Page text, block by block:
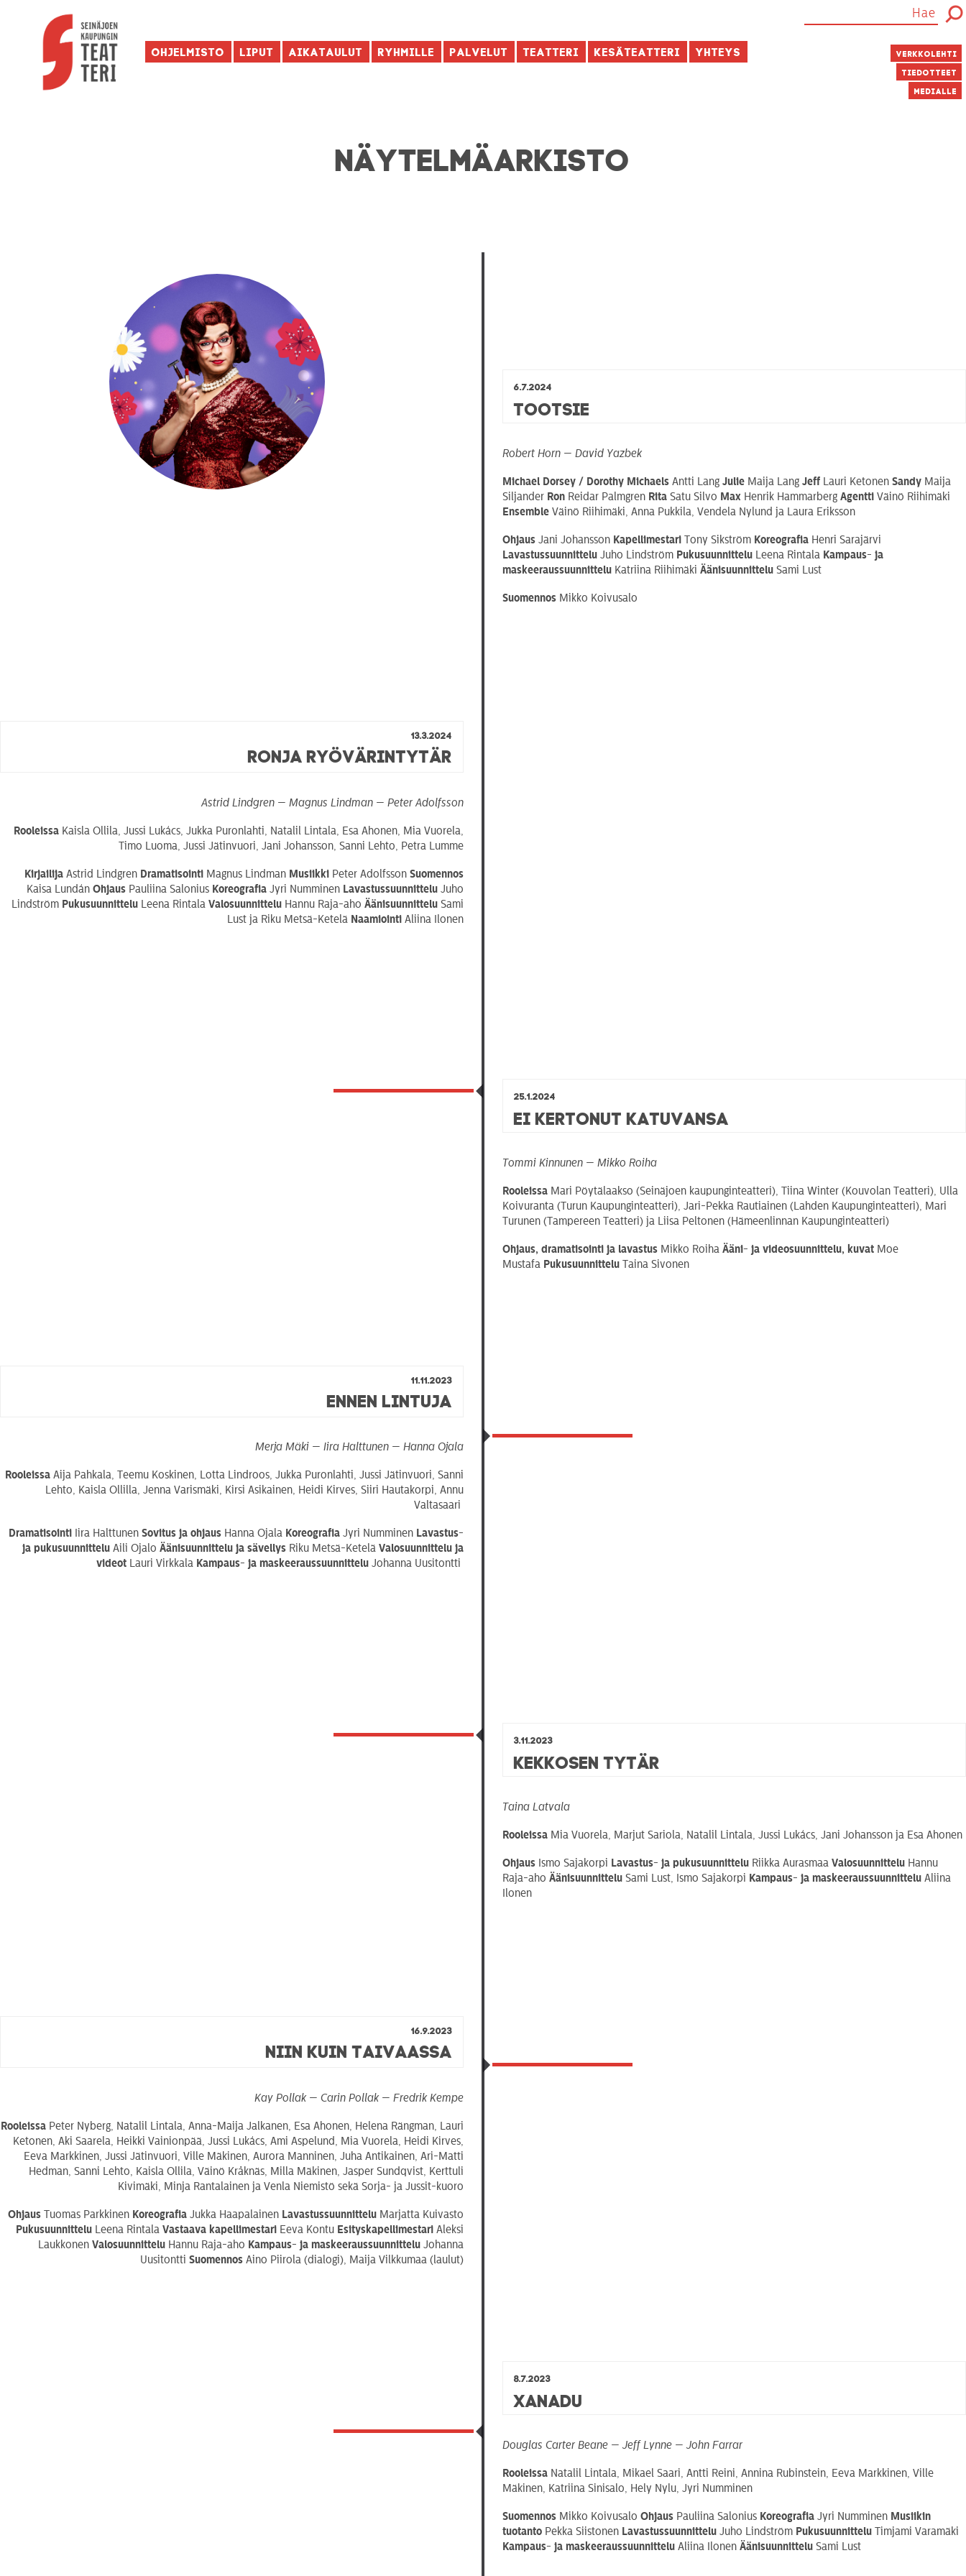
Ohjelmisto Liput Aikataulut Ryhmille Palvelut Teatteri Kesäteatteri Yhteys Verkkolehti
Tiedotteet
Medialle
NÄYTELMÄ­ARKISTO
6.7.2024
Tootsie
Robert Horn — David Yazbek
Michael Dorsey / Dorothy Michaels Antti Lang Julie Maija Lang Jeff Lauri Ketonen Sandy Maija
Siljander Ron Reidar Palmgren Rita Satu Silvo Max Henrik Hammarberg Agentti Väinö Riihimäki
Ensemble Väinö Riihimäki, Anna Pukkila, Vendela Nylund ja Laura Eriksson
Ohjaus Jani Johansson Kapellimestari Tony Sikström Koreografia Henri Sarajärvi
Lavastussuunnittelu Juho Lindström Pukusuunnittelu Leena Rintala Kampaus- ja
maskeeraussuunnittelu Katriina Riihimäki Äänisuunnittelu Sami Lust
Suomennos Mikko Koivusalo
13.3.2024
Ronja ryövärintytär
Astrid Lindgren — Magnus Lindman — Peter Adolfsson
Rooleissa Kaisla Ollila, Jussi Lukács, Jukka Puronlahti, Natalil Lintala, Esa Ahonen, Mia Vuorela,
Timo Luoma, Jussi Jätinvuori, Jani Johansson, Sanni Lehto, Petra Lumme
KirjailijaAstrid Lindgren Dramatisointi Magnus Lindman Musiikki Peter AdolfssonSuomennos
Kaisa LundánOhjaus Pauliina Salonius KoreografiaJyri Numminen LavastussuunnitteluJuho
Lindström Pukusuunnittelu Leena RintalaValosuunnittelu Hannu Raja-ahoÄänisuunnitteluSami
Lust ja Riku Metsä-Ketelä NaamiointiAliina Ilonen
25.1.2024
Ei kertonut katuvansa
Tommi Kinnunen — Mikko Roiha
Rooleissa Mari Pöytälaakso (Seinäjoen kaupunginteatteri), Tiina Winter (Kouvolan Teatteri), Ulla
Koivuranta (Turun Kaupunginteatteri), Jari-Pekka Rautiainen (Lahden Kaupunginteatteri), Mari
Turunen (Tampereen Teatteri) ja Liisa Peltonen (Hämeenlinnan Kaupunginteatteri)
Ohjaus, dramatisointi ja lavastusMikko Roiha Ääni- ja videosuunnittelu, kuvatMoe
Mustafa PukusuunnitteluTaina Sivonen
11.11.2023
Ennen lintuja
Merja Mäki — Iira Halttunen — Hanna Ojala
Rooleissa Aija Pahkala, Teemu Koskinen, Lotta Lindroos, Jukka Puronlahti, Jussi Jätinvuori, Sanni
Lehto, Kaisla Ollilla, Jenna Varismäki, Kirsi Asikainen, Heidi Kirves, Siiri Hautakorpi, Annu
Valtasaari
Dramatisointi Iira HalttunenSovitus ja ohjaus Hanna Ojala KoreografiaJyri Numminen Lavastus-
ja pukusuunnitteluAili OjaloÄänisuunnittelu ja sävellys Riku Metsä-KeteläValosuunnittelu ja
videot Lauri Virkkala Kampaus- ja maskeeraussuunnitteluJohanna Uusitontti
3.11.2023
Kekkosen tytär
Taina Latvala
Rooleissa Mia Vuorela, Marjut Sariola, Natalil Lintala, Jussi Lukács, Jani Johansson ja Esa Ahonen
Ohjaus Ismo Sajakorpi Lavastus- ja pukusuunnittelu Riikka Aurasmaa Valosuunnittelu Hannu
Raja-aho ÄänisuunnitteluSami Lust, Ismo Sajakorpi Kampaus- ja maskeeraussuunnittelu Aliina
Ilonen
16.9.2023
Niin kuin taivaassa
Kay Pollak — Carin Pollak — Fredrik Kempe
Rooleissa Peter Nyberg, Natalil Lintala, Anna-Maija Jalkanen, Esa Ahonen, Helena Rängman, Lauri
Ketonen, Aki Saarela, Heikki Vainionpää, Jussi Lukács, Ami Aspelund, Mia Vuorela, Heidi Kirves,
Eeva Markkinen, Jussi Jätinvuori, Ville Mäkinen, Aurora Manninen, Juha Antikainen, Ari-Matti
Hedman, Sanni Lehto, Kaisla Ollila, Väinö Kråknäs, Milla Mäkinen, Jasper Sundqvist, Kerttuli
Kivimäki, Minja Rantalainen ja Venla Niemistö sekä Sorja- ja Jussit-kuoro
OhjausTuomas Parkkinen KoreografiaJukka Haapalainen Lavastussuunnittelu Marjatta Kuivasto
Pukusuunnittelu Leena RintalaVastaava kapellimestari Eeva Kontu EsityskapellimestariAleksi
LaukkonenValosuunnittelu Hannu Raja-aho Kampaus- ja maskeeraussuunnitteluJohanna
UusitonttiSuomennosAino Piirola (dialogi), Maija Vilkkumaa (laulut)
8.7.2023
Xanadu
Douglas Carter Beane — Jeff Lynne — John Farrar
RooleissaNatalil Lintala, Mikael Saari, Antti Reini, Annina Rubinstein, Eeva Markkinen, Ville
Mäkinen, Katriina Sinisalo, Hely Nylu, Jyri Numminen
SuomennosMikko Koivusalo Ohjaus Pauliina Salonius Koreografia Jyri Numminen Musiikin
tuotanto Pekka Siistonen Lavastussuunnittelu Juho Lindström Pukusuunnittelu Timjami Varamäki
Kampaus- ja maskeeraussuunnittelu Aliina Ilonen Äänisuunnittelu Sami Lust